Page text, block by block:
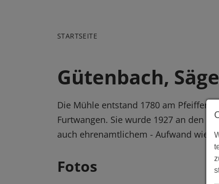
STARTSEITE
Gütenbach,
Die Mühle entstand 1780 am
Furtwangen. Sie wurde 1927 an den
auch ehrenamtlichem - Aufwand
Fotos